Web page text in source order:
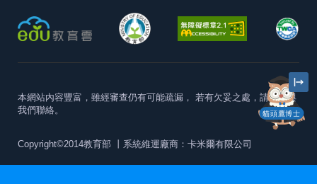
貓頭鷹博士
本網站內容豐富，雖經審查仍有可能疏漏， 若有欠妥之處，請隨時與
我們聯絡。
Copyright©2014教育部 丨系統維運廠商：卡米爾有限公司